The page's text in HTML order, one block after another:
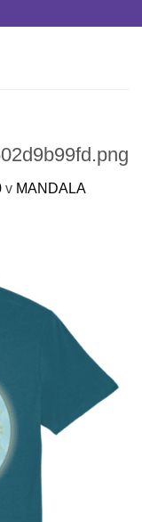
v MANDALA